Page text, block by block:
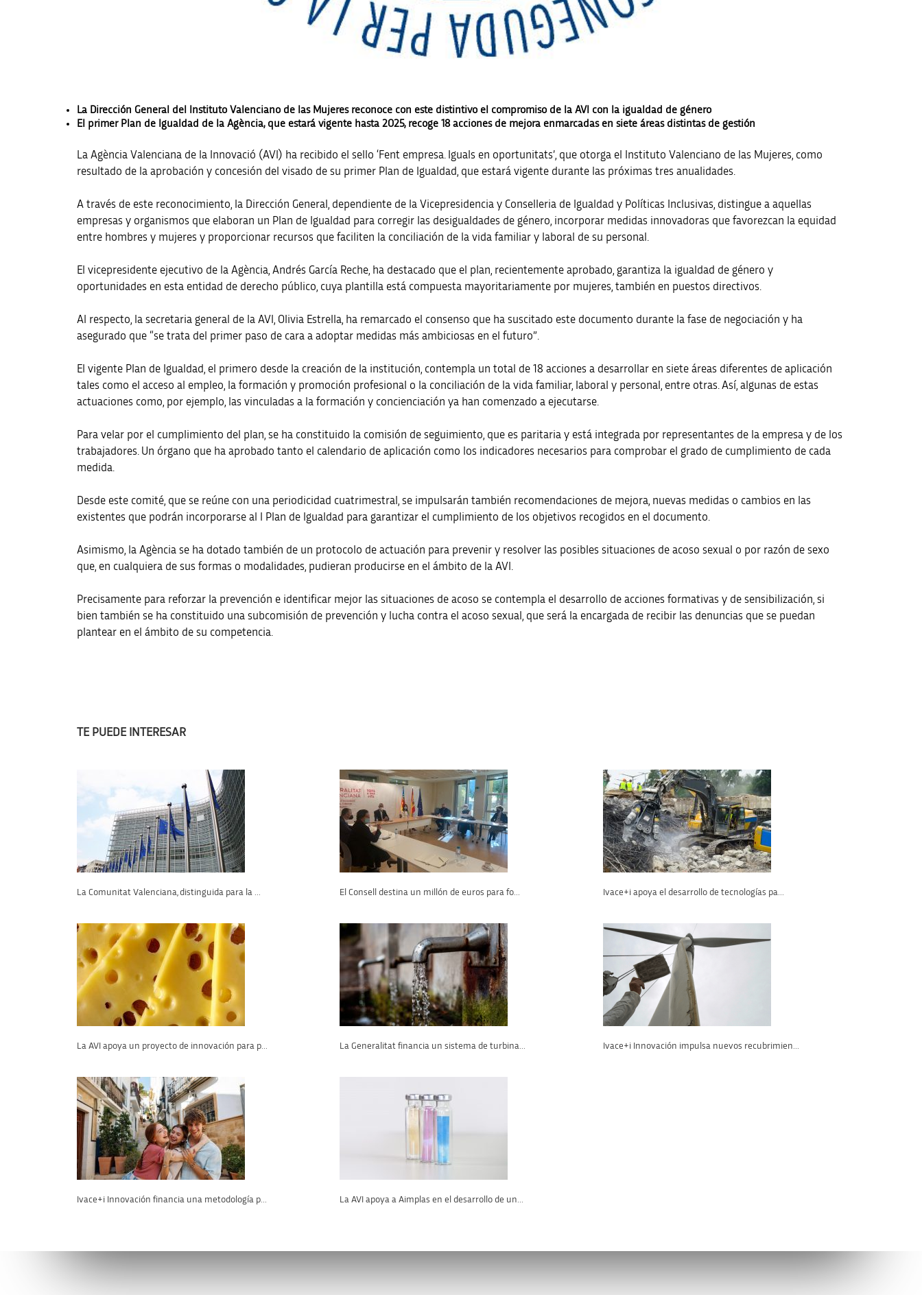
La Dirección General del Instituto Valenciano de las Mujeres reconoce con este distintivo el compromiso de la AVI con la igualdad de género
El primer Plan de Igualdad de la Agència, que estará vigente hasta 2025, recoge 18 acciones de mejora enmarcadas en siete áreas distintas de gestión
La Agència Valenciana de la Innovació (AVI) ha recibido el sello ‘Fent empresa. Iguals en oportunitats’, que otorga el Instituto Valenciano de las Mujeres, como
resultado de la aprobación y concesión del visado de su primer Plan de Igualdad, que estará vigente durante las próximas tres anualidades.
A través de este reconocimiento, la Dirección General, dependiente de la Vicepresidencia y Conselleria de Igualdad y Políticas Inclusivas, distingue a aquellas
empresas y organismos que elaboran un Plan de Igualdad para corregir las desigualdades de género, incorporar medidas innovadoras que favorezcan la equidad
entre hombres y mujeres y proporcionar recursos que faciliten la conciliación de la vida familiar y laboral de su personal.
El vicepresidente ejecutivo de la Agència, Andrés García Reche, ha destacado que el plan, recientemente aprobado, garantiza la igualdad de género y
oportunidades en esta entidad de derecho público, cuya plantilla está compuesta mayoritariamente por mujeres, también en puestos directivos.
Al respecto, la secretaria general de la AVI, Olivia Estrella, ha remarcado el consenso que ha suscitado este documento durante la fase de negociación y ha
asegurado que “se trata del primer paso de cara a adoptar medidas más ambiciosas en el futuro”.
El vigente Plan de Igualdad, el primero desde la creación de la institución, contempla un total de 18 acciones a desarrollar en siete áreas diferentes de aplicación
tales como el acceso al empleo, la formación y promoción profesional o la conciliación de la vida familiar, laboral y personal, entre otras. Así, algunas de estas
actuaciones como, por ejemplo, las vinculadas a la formación y concienciación ya han comenzado a ejecutarse.
Para velar por el cumplimiento del plan, se ha constituido la comisión de seguimiento, que es paritaria y está integrada por representantes de la empresa y de los
trabajadores. Un órgano que ha aprobado tanto el calendario de aplicación como los indicadores necesarios para comprobar el grado de cumplimiento de cada
medida.
Desde este comité, que se reúne con una periodicidad cuatrimestral, se impulsarán también recomendaciones de mejora, nuevas medidas o cambios en las
existentes que podrán incorporarse al I Plan de Igualdad para garantizar el cumplimiento de los objetivos recogidos en el documento.
Asimismo, la Agència se ha dotado también de un protocolo de actuación para prevenir y resolver las posibles situaciones de acoso sexual o por razón de sexo
que, en cualquiera de sus formas o modalidades, pudieran producirse en el ámbito de la AVI.
Precisamente para reforzar la prevención e identificar mejor las situaciones de acoso se contempla el desarrollo de acciones formativas y de sensibilización, si
bien también se ha constituido una subcomisión de prevención y lucha contra el acoso sexual, que será la encargada de recibir las denuncias que se puedan
plantear en el ámbito de su competencia.
TE PUEDE INTERESAR
La Comunitat Valenciana, distinguida para la ... El Consell destina un millón de euros para fo... Ivace+i apoya el desarrollo de tecnologías pa...
La AVI apoya un proyecto de innovación para p... La Generalitat financia un sistema de turbina... Ivace+i Innovación impulsa nuevos recubrimien...
Ivace+i Innovación financia una metodología p... La AVI apoya a Aimplas en el desarrollo de un...